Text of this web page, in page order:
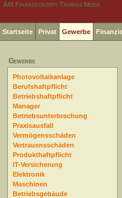
AM Finanzkonzept Thomas Meier
Startseite Privat Gewerbe
Gewerbe
Photovoltaikanlage
Berufshaftpflicht
Betriebshaftpflicht
Manager
Betriebsunterbrechung
Praxisausfall
Vermögensschäden
Vertrauensschäden
Produkthaftpflicht
IT-Versicherung
Elektronik
Maschinen
Betriebsgebäude